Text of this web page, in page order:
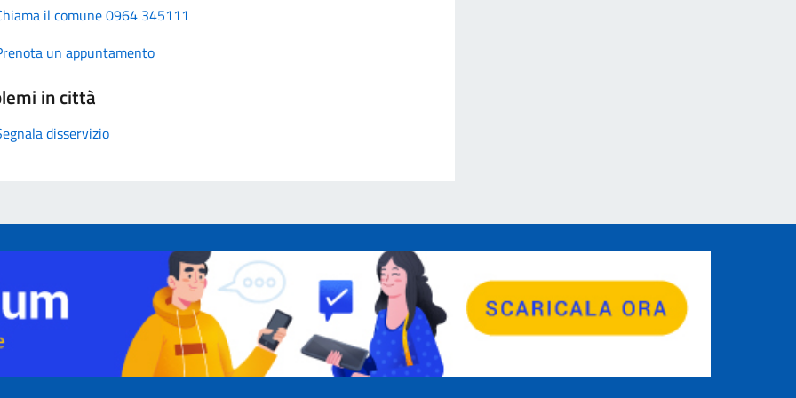
il comune 0964 345111
un appuntamento
in città
disservizio